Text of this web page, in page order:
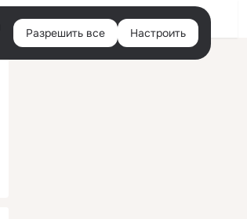
Войти
Разрешить все Настроить